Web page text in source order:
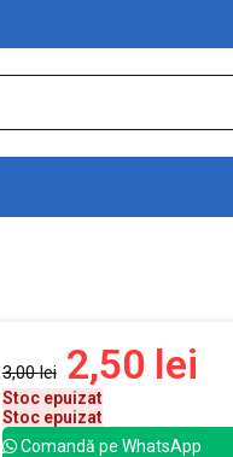
3,00lei 2,50 lei
Stoc epuizat
Stoc epuizat
Comandă pe WhatsApp